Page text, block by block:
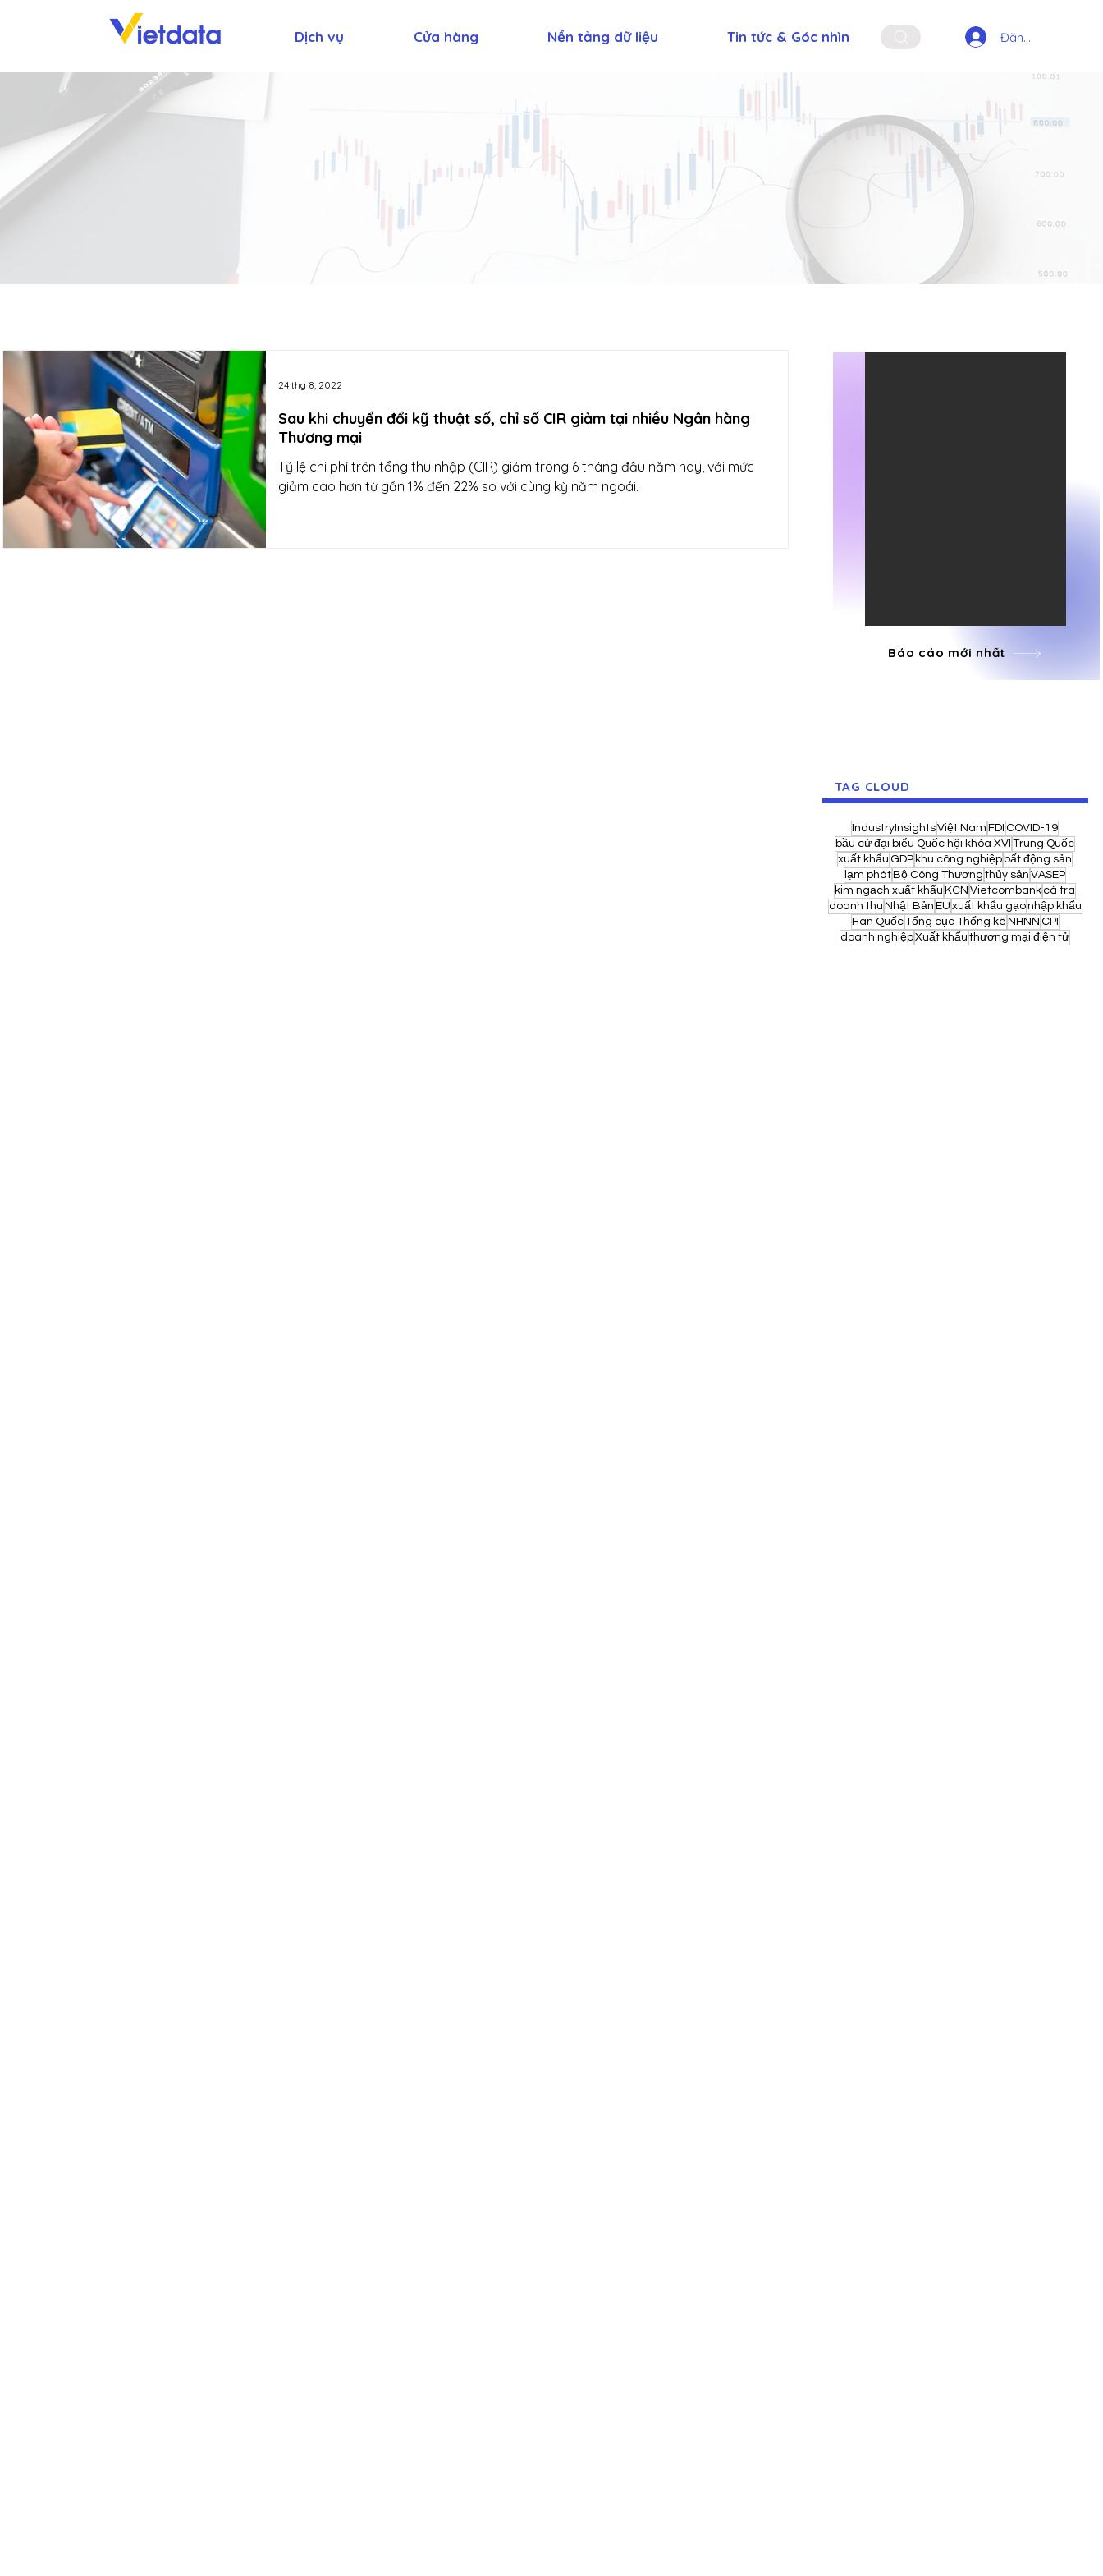
Dịch vụ Cửa hàng Nền tảng dữ liệu Tin tức & Góc nhìn Đăng nhập
Sau khi chuyển đổi kỹ thuật số, chỉ số CIR giảm tại nhiều Ngân hàng
Thương mại
Tỷ lệ chi phí trên tổng thu nhập (CIR) giảm trong 6 tháng đầu năm nay, với mức
giảm cao hơn từ gần 1% đến 22% so với cùng kỳ năm ngoái.
24 thg 8, 2022
Báo cáo mới nhất
TAG CLOUD
IndustryInsightsViệt Nam FDI COVID-19
bầu cử đại biểu Quốc hội khóa XVI Trung Quốc
xuất khẩu GDP khu công nghiệp bất động sản
lạm phát Bộ Công Thương thủy sản VASEP
kim ngạch xuất khẩu KCN Vietcombank cá tra
doanh thu Nhật Bản EU xuất khẩu gạonhập khẩu
Hàn QuốcTổng cục Thống kê NHNN CPI
doanh nghiệpXuất khẩu thương mại điện tử